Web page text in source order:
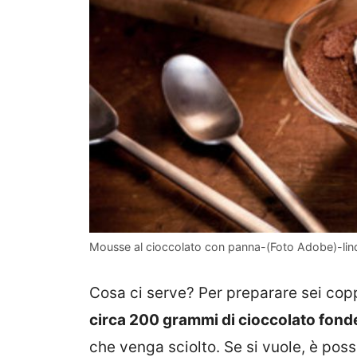
Mousse al cioccolato con panna-(Foto Adobe)-
Cosa ci serve? Per preparare sei
circa 200 grammi di cioccolato
che venga sciolto. Se si vuole, è